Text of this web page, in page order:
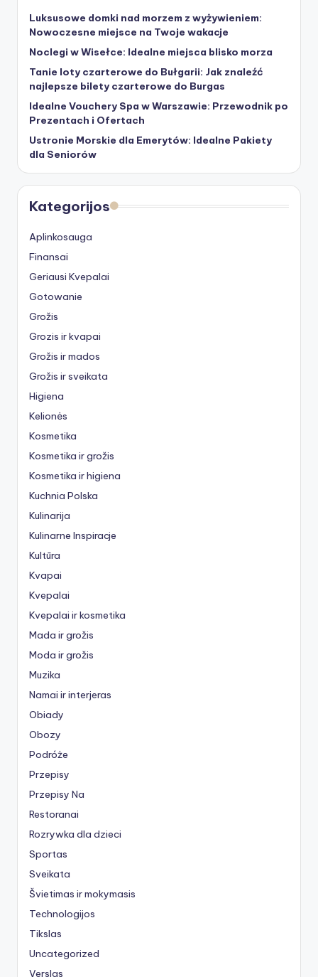
Luksusowe domki nad morzem z wyżywieniem:
Nowoczesne miejsce na Twoje wakacje
Noclegi w Wisełce: Idealne miejsca blisko morza
Tanie loty czarterowe do Bułgarii: Jak znaleźć
najlepsze bilety czarterowe do Burgas
Idealne Vouchery Spa w Warszawie: Przewodnik po
Prezentach i Ofertach
Ustronie Morskie dla Emerytów: Idealne Pakiety
dla Seniorów
Kategorijos
Aplinkosauga
Finansai
Geriausi Kvepalai
Gotowanie
Grožis
Grozis ir kvapai
Grožis ir mados
Grožis ir sveikata
Higiena
Kelionės
Kosmetika
Kosmetika ir grožis
Kosmetika ir higiena
Kuchnia Polska
Kulinarija
Kulinarne Inspiracje
Kultūra
Kvapai
Kvepalai
Kvepalai ir kosmetika
Mada ir grožis
Moda ir grožis
Muzika
Namai ir interjeras
Obiady
Obozy
Podróże
Przepisy
Przepisy Na
Restoranai
Rozrywka dla dzieci
Sportas
Sveikata
Švietimas ir mokymasis
Technologijos
Tikslas
Uncategorized
Verslas